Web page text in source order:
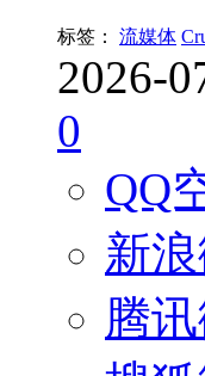
标签： 流媒体
2026-
0
QQ
新
腾